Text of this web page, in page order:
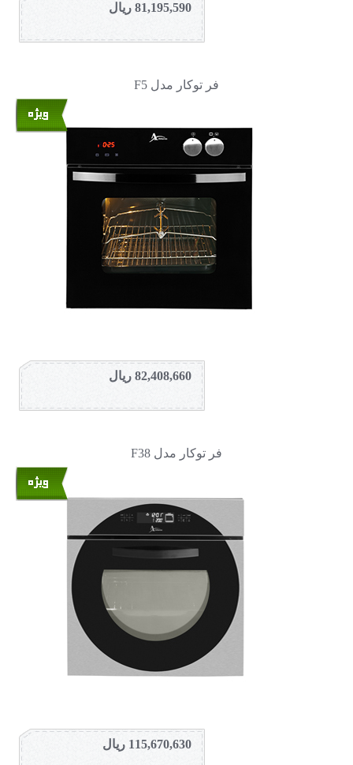
81,195,590 ریال
فر توکار مدل F5
82,408,660 ریال
فر توکار مدل F38
115,670,630 ریال